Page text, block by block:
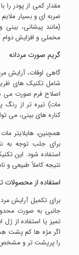
مقدار کمی از پودر
ضربه ای و بسیار
(مانند پیشانی،
مخملی و افزایش
گریم صورت مردانه
گاهی اوقات، آرایش
شامل تکنیک های
اصلاح فرم صورت می
مات) تیره تر از
کناره های بینی، می
همچنین، هایلایتر
برای جلب توجه به
استفاده شود. این
نتیجه کاملاً طبیعی و
استفاده از محصولات
برای تکمیل آرایش
جانبی به صورت
تمیز یا استفاده از
اگر مژه ها کم پشت
را پرپشت تر و مشخص